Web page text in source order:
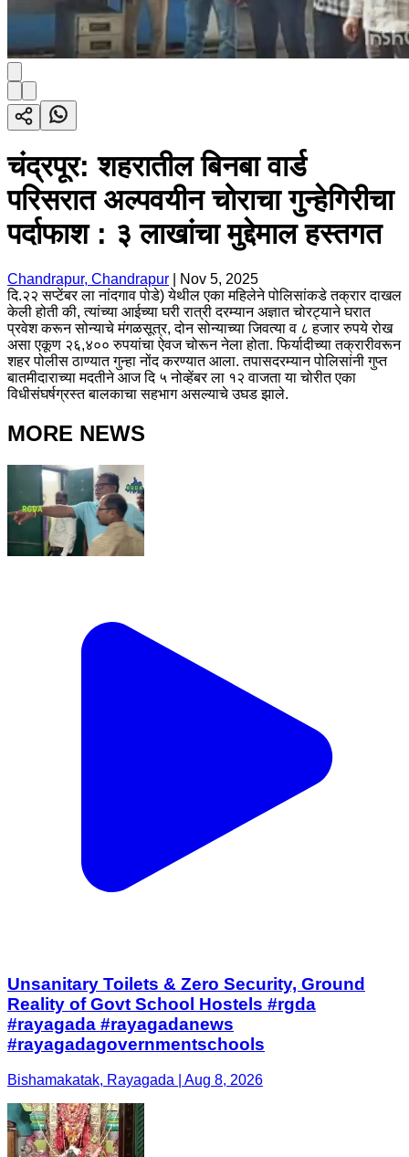
चंद्रपूर: शहरातील बिनबा वार्ड
परिसरात अल्पवयीन चोराचा गुन्हेगिरीचा
पर्दाफाश : ३ लाखांचा मुद्देमाल हस्तगत
Chandrapur, Chandrapur
Nov 5, 2025
दि.२२ सप्टेंबर ला नांदगाव पोडे) येथील एका महिलेने पोलिसांकडे तक्रार दाखल
केली होती की, त्यांच्या आईच्या घरी रात्री दरम्यान अज्ञात चोरट्याने घरात
प्रवेश करून सोन्याचे मंगळसूत्र, दोन सोन्याच्या जिवत्या व ८ हजार रुपये रोख
असा एकूण २६,४०० रुपयांचा ऐवज चोरून नेला होता. फिर्यादीच्या तक्रारीवरून
शहर पोलीस ठाण्यात गुन्हा नोंद करण्यात आला. तपासदरम्यान पोलिसांनी गुप्त
बातमीदाराच्या मदतीने आज दि ५ नोव्हेंबर ला १२ वाजता या चोरीत एका
विधीसंघर्षग्रस्त बालकाचा सहभाग असल्याचे उघड झाले.
MORE NEWS
Unsanitary Toilets & Zero Security, Ground
Reality of Govt School Hostels #rgda
#rayagada #rayagadanews
#rayagadagovernmentschools
Bishamakatak, Rayagada | Aug 8, 2026